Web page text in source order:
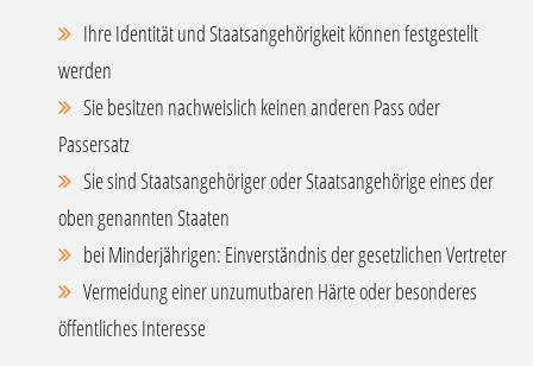
Ihre Identität und Staatsangehörigkeit können festgestellt
werden
Sie besitzen nachweislich keinen anderen Pass oder
Passersatz
Sie sind Staatsangehöriger oder Staatsangehörige eines der
oben genannten Staaten
bei Minderjährigen: Einverständnis der gesetzlichen Vertreter
Vermeidung einer unzumutbaren Härte oder besonderes
öffentliches Interesse